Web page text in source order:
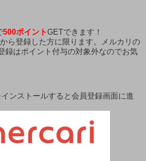
500ポイント GETできます！
ら登録した方に限ります。メルカリの
録はポイント付与の対象外なのでお気
ンストールすると会員登録画面に進